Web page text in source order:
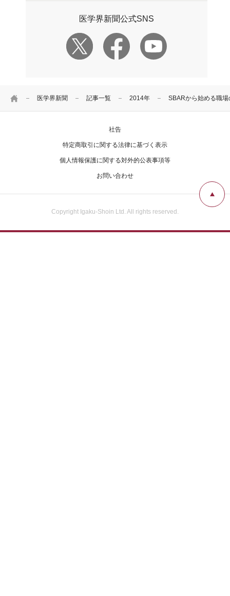
HOME 医学界新聞 記事一覧 2014年 SBARから始める職
医学界新聞公式SNS
社告
特定商取引に関する法律に基づく表示
個人情報保護に関する対外的公表事項等
お問い合わせ
Copyright Igaku-Shoin Ltd. All rights reserved.